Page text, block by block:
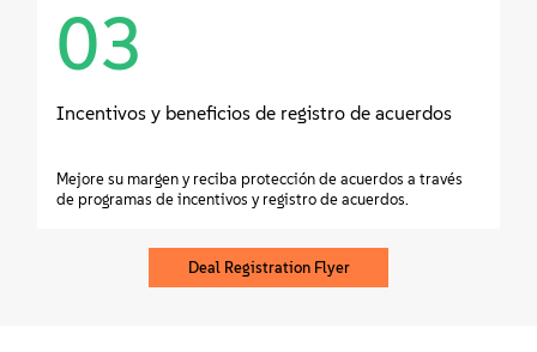
03
Incentivos y beneficios de registro de acuerdos
Mejore su margen y reciba protección de acuerdos a través
de programas de incentivos y registro de acuerdos.
Deal Registration Flyer